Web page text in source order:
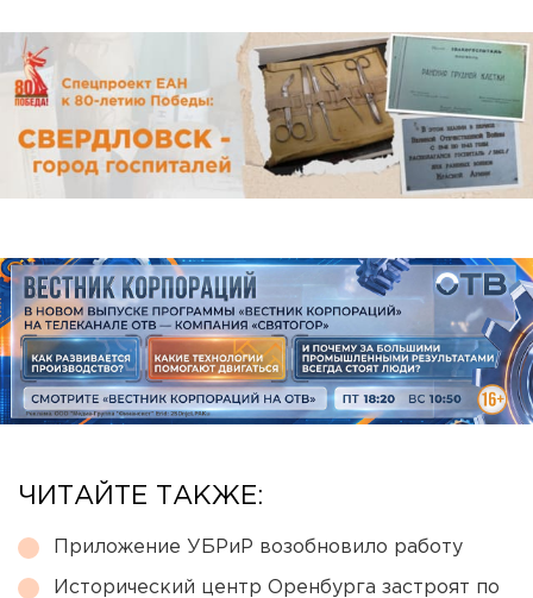
ЧИТАЙТЕ ТАКЖЕ:
Приложение УБРиР возобновило работу
Исторический центр Оренбурга застроят по